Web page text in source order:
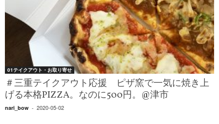
01テイクアウト・お取り寄せ
＃三重テイクアウト応援 ピザ窯で一気に焼き上
げる本格PIZZA。なのに500円。@津市
nari_bow - 2020-05-02